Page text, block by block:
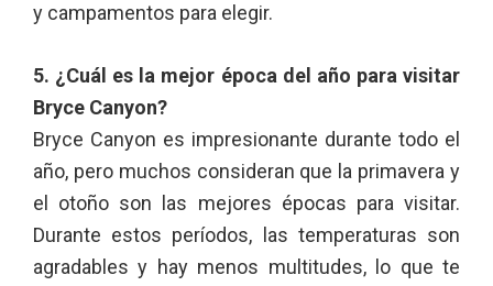
y campamentos para elegir.
5. ¿Cuál es la mejor época del año para visitar
Bryce Canyon?
Bryce Canyon es impresionante durante todo el
año, pero muchos consideran que la primavera y
el otoño son las mejores épocas para visitar.
Durante estos períodos, las temperaturas son
agradables y hay menos multitudes, lo que te